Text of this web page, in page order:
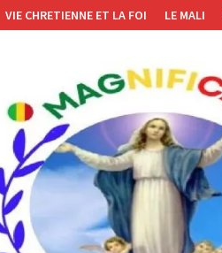
VIE CHRETIENNE ET LA FOI LE MALI